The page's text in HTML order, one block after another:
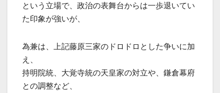
という立場で、政治の表舞台からは一歩退いてい
た印象が強いが、
為兼は、上記藤原三家のドロドロとした争いに加
え、
持明院統、大覚寺統の天皇家の対立や、鎌倉幕府
との調整など、